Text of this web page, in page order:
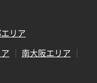
リア
南大阪エリア